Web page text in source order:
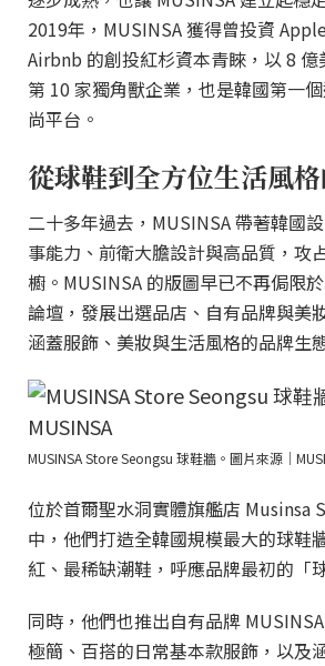
2019年，MUSINSA 獲得曾投資
Airbnb 的創投紅杉資本青睞，以 8 億
第 10 家獨角獸企業，也是韓國第一
尚平台。
從球鞋到全方位生活風
二十多年過去，MUSINSA 帶著韓國
事能力、前衛大膽設計與高品質，攻
櫥。MUSINSA 的版圖早已不再侷限
論壇，發展出選品店、自有品牌與美
涵蓋服飾、美妝與生活風格的品牌生
MUSINSA Store Seongsu 球鞋牆。圖片來源｜
位於首爾聖水洞實體旗艦店 Musinsa
中，他們打造全韓國規模最大的球鞋
紅、最稀缺潮鞋，呼應品牌最初的「
同時，他們也推出自有品牌
極簡、百搭的日常基本款服飾，以及